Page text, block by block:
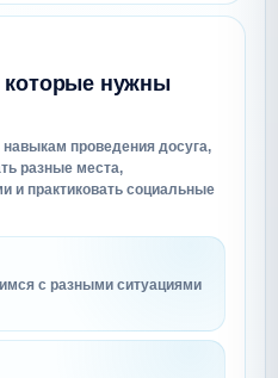
которые нужны
проведения досуга,
разные места,
и практиковать социальные
с разными ситуациями